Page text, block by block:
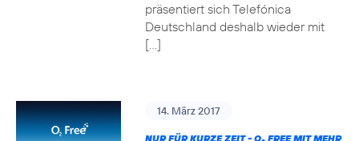
präsentiert sich Telefónica
Deutschland deshalb wieder mit
[…]
14. März 2017
NUR FÜR KURZE ZEIT - O FREE MIT MEHR